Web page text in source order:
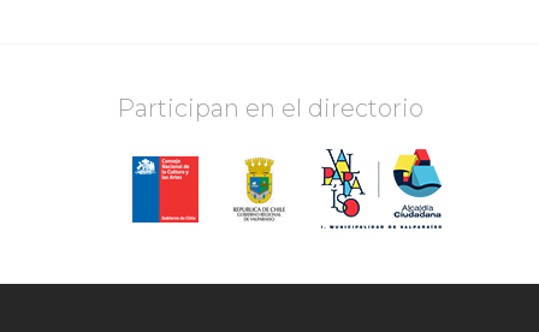
Participan en el directorio